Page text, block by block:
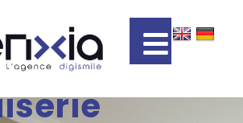
sont les
de la